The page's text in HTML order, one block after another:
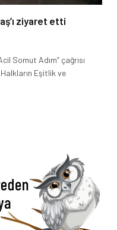
ziyaret etti
Somut Adım” çağrısı
Eşitlik ve